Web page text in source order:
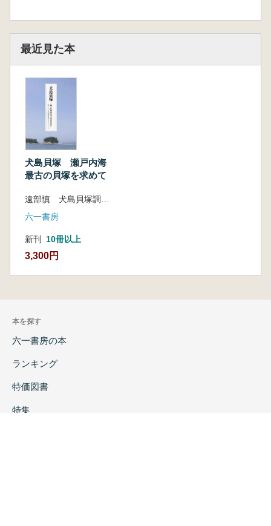
最近見た本
犬島貝塚 瀬戸内海
最古の貝塚を求めて
六一書房
新刊 10冊以上
3,300円
本を探す
六一書房の本
ランキング
特価図書
特集